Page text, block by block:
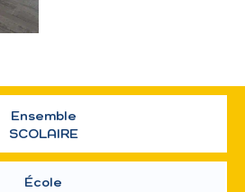
Ensemble
SCOLAIRE
École